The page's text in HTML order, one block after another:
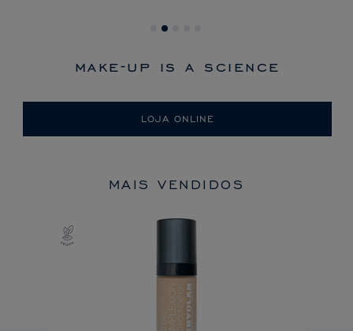
make-up is a science
LOJA ONLINE
MAIS VENDIDOS